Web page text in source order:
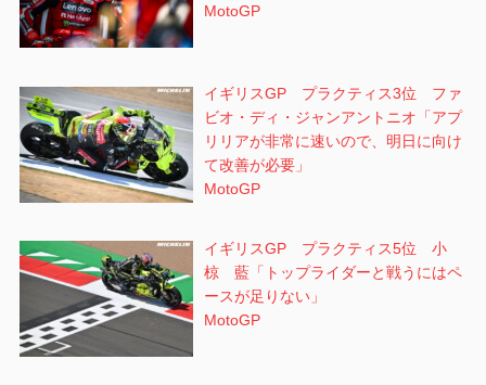
MotoGP
イギリスGP プラクティス3位 ファ
ビオ・ディ・ジャンアントニオ「アプ
リリアが非常に速いので、明日に向け
て改善が必要」
MotoGP
イギリスGP プラクティス5位 小
椋 藍「トップライダーと戦うにはペ
ースが足りない」
MotoGP